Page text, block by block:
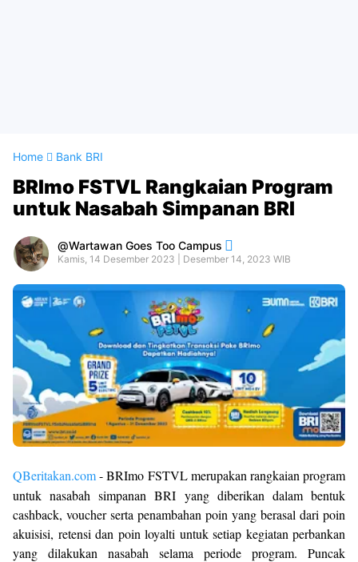
Home Bank BRI
BRImo FSTVL Rangkaian Program
untuk Nasabah Simpanan BRI
Wartawan Goes Too Campus
Kamis, 14 Desember 2023 | Desember 14, 2023 WIB
QBeritakan.com- BRImo FSTVL merupakan rangkaian program
untuk nasabah simpanan BRI yang diberikan dalam bentuk
cashback, voucher serta penambahan poin yang berasal dari poin
akuisisi, retensi dan poin loyalti untuk setiap kegiatan perbankan
yang dilakukan nasabah selama periode program. Puncak